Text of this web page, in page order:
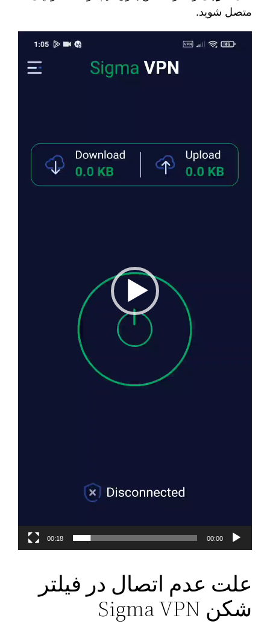
متصل شوید.
نمایشگر
00:00
00:18
علت عدم اتصال در فیلتر
شکن Sigma VPN